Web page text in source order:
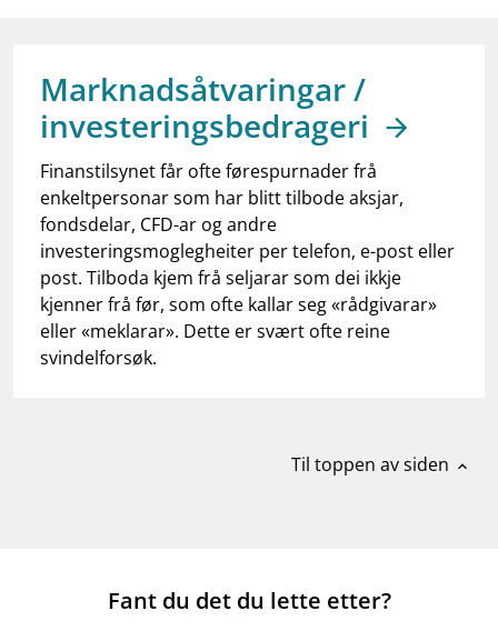
notifications_noneAbonner på nyhetsvarsel
Marknadsåtvaringar /
investeringsbedrageri
Finanstilsynet får ofte førespurnader frå
enkeltpersonar som har blitt tilbode aksjar,
fondsdelar, CFD-ar og andre
investeringsmoglegheiter per telefon, e-post eller
post. Tilboda kjem frå seljarar som dei ikkje
kjenner frå før, som ofte kallar seg «rådgivarar»
eller «meklarar». Dette er svært ofte reine
svindelforsøk.
Til toppen av siden expand_less
Fant du det du lette etter?